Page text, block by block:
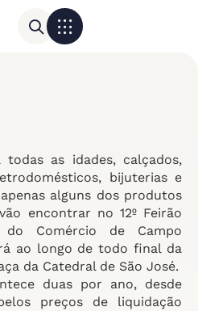
todas as idades, calçados,
bijuterias e
alguns dos produtos
encontrar no 12º Feirão
Comércio de Campo
ao longo de todo final da
da Catedral de São José.
duas por ano, desde
preços de liquidação